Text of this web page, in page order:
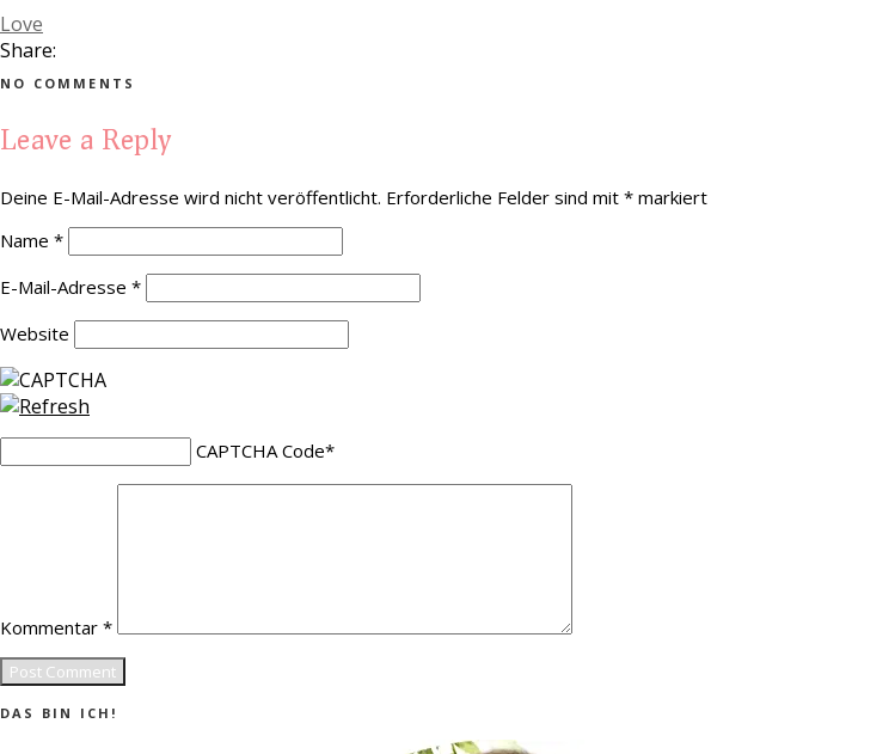
Love
Share:
NO COMMENTS
Leave a Reply
Deine E-Mail-Adresse wird nicht veröffentlicht. Erforderliche Felder sind mit * markiert
Name *
E-Mail-Adresse *
Website
CAPTCHA Code*
Kommentar *
DAS BIN ICH!